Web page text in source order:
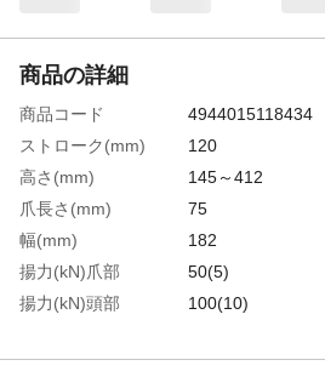
商品の詳細
商品コード
4944015118434
ストローク(mm)
120
高さ(mm)
145～412
爪長さ(mm)
75
幅(mm)
182
揚力(kN)爪部
50(5)
揚力(kN)頭部
100(10)
爪部高さ(mm)最低
25